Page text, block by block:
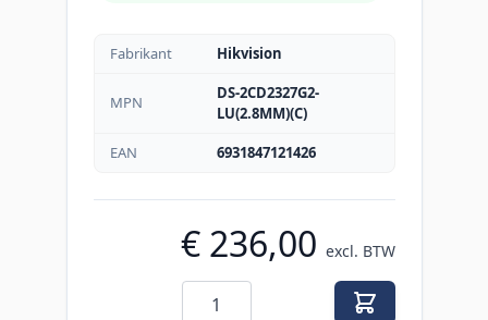
Fabrikant Hikvision
MPN
DS-2CD2327G2-
LU(2.8MM)(C)
EAN
6931847121426
€ 236,00 excl. BTW
Aantal